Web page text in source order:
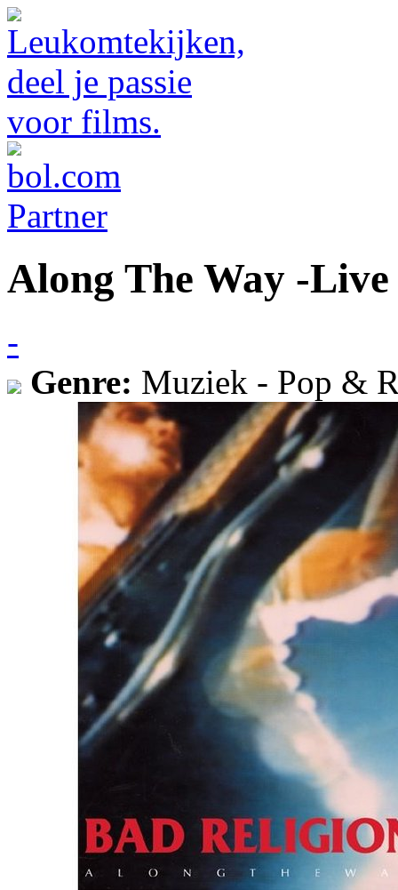
Along The Way -Live
-
Genre: Muziek - Pop &